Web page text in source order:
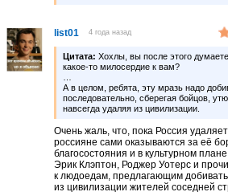
list01 4 года назад
Цитата: Хохлы, вы после этого
какое-то милосердие к вам?
А в целом, ребята, эту мразь надо
последовательно, сберегая бойцов,
навсегда удаляя из цивилизации.
Очень жаль, что, пока Россия
россияне сами оказываются за её
благосостояния и в культурном
Эрик Клэптон, Роджер Уотерс и
к людоедам, предлагающим
из цивилизации жителей соседней